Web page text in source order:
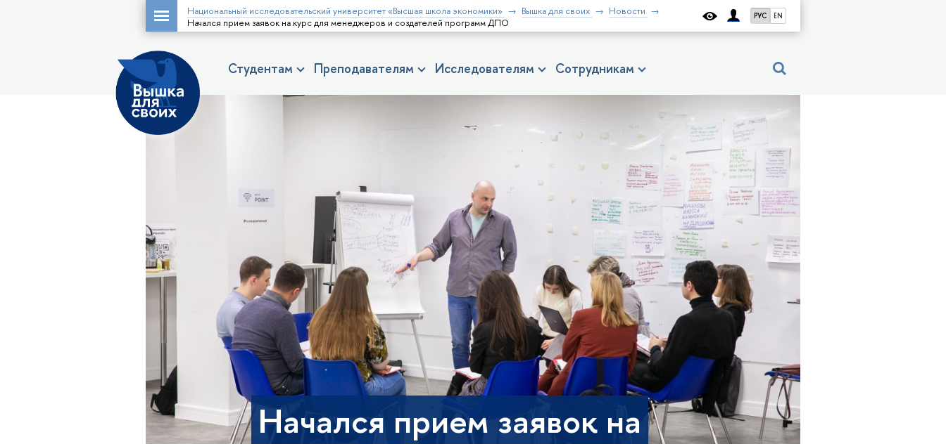
РУС EN
Национальный исследовательский университет «Высшая школа экономики» Вышка для своих
Новости
Начался прием заявок на курс для менеджеров и создателей программ ДПО
Студентам Преподавателям Исследователям Сотрудникам
Начался прием заявок на